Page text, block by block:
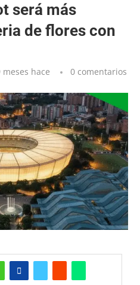
será más
de flores con
meses hace 0 comentarios